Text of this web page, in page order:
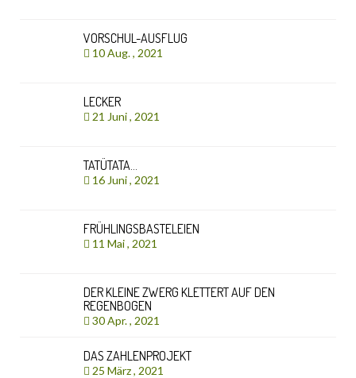
VORSCHUL-AUSFLUG
10 Aug. , 2021
LECKER
21 Juni , 2021
TATÜTATA…
16 Juni , 2021
FRÜHLINGSBASTELEIEN
11 Mai , 2021
DER KLEINE ZWERG KLETTERT AUF DEN
REGENBOGEN
30 Apr. , 2021
DAS ZAHLENPROJEKT
25 März , 2021